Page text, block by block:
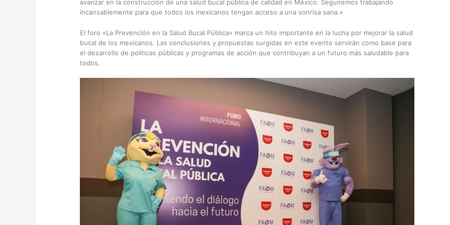
avanzar en la construcción de una salud bucal pública de calidad en México. Seguiremos trabajando
incansablemente para que todos los mexicanos tengan acceso a una sonrisa sana.»
El foro «La Prevención en la Salud Bucal Pública» marca un hito importante en la lucha por mejorar la salud
bucal de los mexicanos. Las conclusiones y propuestas surgidas en este evento servirán como base para
el desarrollo de políticas públicas y programas de acción que contribuyan a un futuro más saludable para
todos.